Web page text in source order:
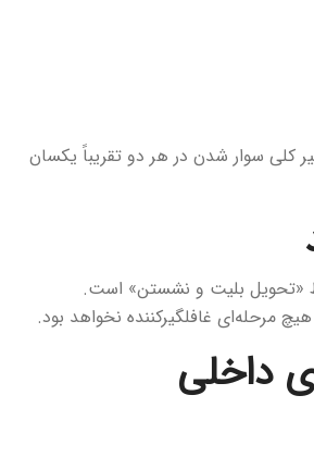
کلی سوار شدن در هر دو تقریباً یکسان
«تحویل بلیت و نشستن» است.
مرحله‌ای غافلگیرکننده نخواهد بود.
داخلی